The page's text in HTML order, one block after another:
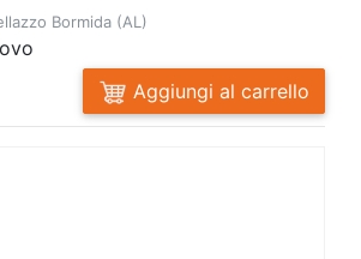
Bormida (AL)
Aggiungi al carrello